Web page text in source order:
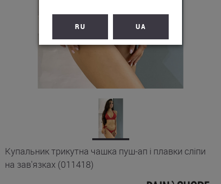
Купальник трикутна чашка пуш-ап і плавки сліпи
на зав'язках (011418)
RU UA